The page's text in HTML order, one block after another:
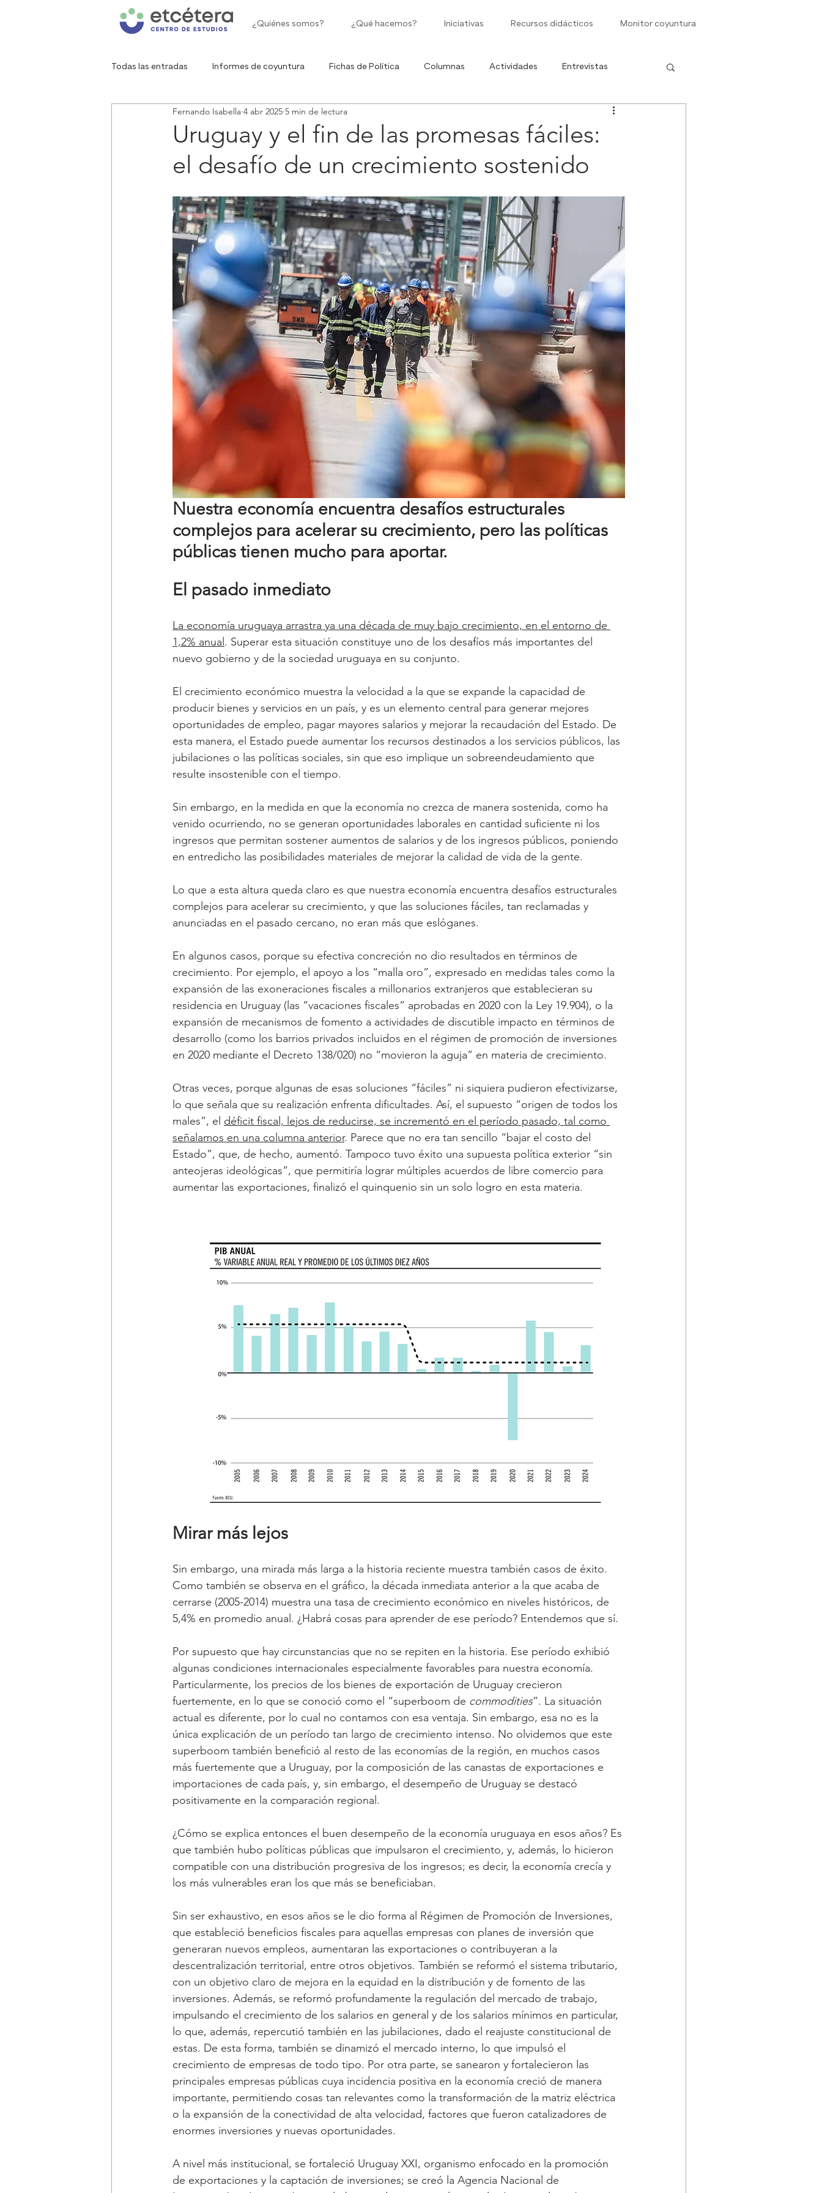
¿Quiénes somos? ¿Qué hacemos? Iniciativas Recursos didácticos Monitor coyuntura
Todas las entradas Informes de coyuntura Fichas de Política Columnas Actividades Entrevistas
Gráfico de la semana Red de Políticas Públicas
Uruguay y el fin de las promesas fáciles:
el desafío de un crecimiento sostenido
Fernando Isabella 4 abr 2025 5 min de lectura
Nuestra economía encuentra desafíos estructurales
complejos para acelerar su crecimiento, pero las políticas
públicas tienen mucho para aportar.
El pasado inmediato
La economía uruguaya arrastra ya una década de muy bajo crecimiento, en el entorno de
1,2% anual . Superar esta situación constituye uno de los desafíos más importantes del
nuevo gobierno y de la sociedad uruguaya en su conjunto.
El crecimiento económico muestra la velocidad a la que se expande la capacidad de
producir bienes y servicios en un país, y es un elemento central para generar mejores
oportunidades de empleo, pagar mayores salarios y mejorar la recaudación del Estado. De
esta manera, el Estado puede aumentar los recursos destinados a los servicios públicos, las
jubilaciones o las políticas sociales, sin que eso implique un sobreendeudamiento que
resulte insostenible con el tiempo.
Sin embargo, en la medida en que la economía no crezca de manera sostenida, como ha
venido ocurriendo, no se generan oportunidades laborales en cantidad suficiente ni los
ingresos que permitan sostener aumentos de salarios y de los ingresos públicos, poniendo
en entredicho las posibilidades materiales de mejorar la calidad de vida de la gente.
Lo que a esta altura queda claro es que nuestra economía encuentra desafíos estructurales
complejos para acelerar su crecimiento, y que las soluciones fáciles, tan reclamadas y
anunciadas en el pasado cercano, no eran más que eslóganes.
En algunos casos, porque su efectiva concreción no dio resultados en términos de
crecimiento. Por ejemplo, el apoyo a los “malla oro”, expresado en medidas tales como la
expansión de las exoneraciones fiscales a millonarios extranjeros que establecieran su
residencia en Uruguay (las “vacaciones fiscales” aprobadas en 2020 con la Ley 19.904), o la
expansión de mecanismos de fomento a actividades de discutible impacto en términos de
desarrollo (como los barrios privados incluidos en el régimen de promoción de inversiones
en 2020 mediante el Decreto 138/020) no “movieron la aguja” en materia de crecimiento.
Otras veces, porque algunas de esas soluciones “fáciles” ni siquiera pudieron efectivizarse,
lo que señala que su realización enfrenta dificultades. Así, el supuesto “origen de todos los
males”, el déficit fiscal, lejos de reducirse, se incrementó en el período pasado, tal como
señalamos en una columna anterior. Parece que no era tan sencillo “bajar el costo del
Estado”, que, de hecho, aumentó. Tampoco tuvo éxito una supuesta política exterior “sin
anteojeras ideológicas”, que permitiría lograr múltiples acuerdos de libre comercio para
aumentar las exportaciones, finalizó el quinquenio sin un solo logro en esta materia.
Mirar más lejos
Sin embargo, una mirada más larga a la historia reciente muestra también casos de éxito.
Como también se observa en el gráfico, la década inmediata anterior a la que acaba de
cerrarse (2005-2014) muestra una tasa de crecimiento económico en niveles históricos, de
5,4% en promedio anual. ¿Habrá cosas para aprender de ese período? Entendemos que sí.
Por supuesto que hay circunstancias que no se repiten en la historia. Ese período exhibió
algunas condiciones internacionales especialmente favorables para nuestra economía.
Particularmente, los precios de los bienes de exportación de Uruguay crecieron
fuertemente, en lo que se conoció como el “superboom de commodities”. La situación
actual es diferente, por lo cual no contamos con esa ventaja. Sin embargo, esa no es la
única explicación de un período tan largo de crecimiento intenso. No olvidemos que este
superboom también benefició al resto de las economías de la región, en muchos casos
más fuertemente que a Uruguay, por la composición de las canastas de exportaciones e
importaciones de cada país, y, sin embargo, el desempeño de Uruguay se destacó
positivamente en la comparación regional.
¿Cómo se explica entonces el buen desempeño de la economía uruguaya en esos años? Es
que también hubo políticas públicas que impulsaron el crecimiento, y, además, lo hicieron
compatible con una distribución progresiva de los ingresos; es decir, la economía crecía y
los más vulnerables eran los que más se beneficiaban.
Sin ser exhaustivo, en esos años se le dio forma al Régimen de Promoción de Inversiones,
que estableció beneficios fiscales para aquellas empresas con planes de inversión que
generaran nuevos empleos, aumentaran las exportaciones o contribuyeran a la
descentralización territorial, entre otros objetivos. También se reformó el sistema tributario,
con un objetivo claro de mejora en la equidad en la distribución y de fomento de las
inversiones. Además, se reformó profundamente la regulación del mercado de trabajo,
impulsando el crecimiento de los salarios en general y de los salarios mínimos en particular,
lo que, además, repercutió también en las jubilaciones, dado el reajuste constitucional de
estas. De esta forma, también se dinamizó el mercado interno, lo que impulsó el
crecimiento de empresas de todo tipo. Por otra parte, se sanearon y fortalecieron las
principales empresas públicas cuya incidencia positiva en la economía creció de manera
importante, permitiendo cosas tan relevantes como la transformación de la matriz eléctrica
o la expansión de la conectividad de alta velocidad, factores que fueron catalizadores de
enormes inversiones y nuevas oportunidades.
A nivel más institucional, se fortaleció Uruguay XXI, organismo enfocado en la promoción
de exportaciones y la captación de inversiones; se creó la Agencia Nacional de